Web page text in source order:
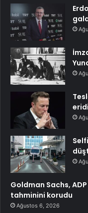
eridi
Goldman Sachs,
tahminini korudu
Ağustos 6, 2026